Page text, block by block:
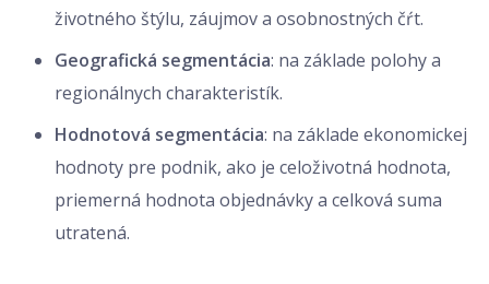
životného štýlu, záujmov a osobnostných čŕt.
Geografická segmentácia: na základe polohy a
regionálnych charakteristík.
Hodnotová segmentácia: na základe ekonomickej
hodnoty pre podnik, ako je celoživotná hodnota,
priemerná hodnota objednávky a celková suma
utratená.